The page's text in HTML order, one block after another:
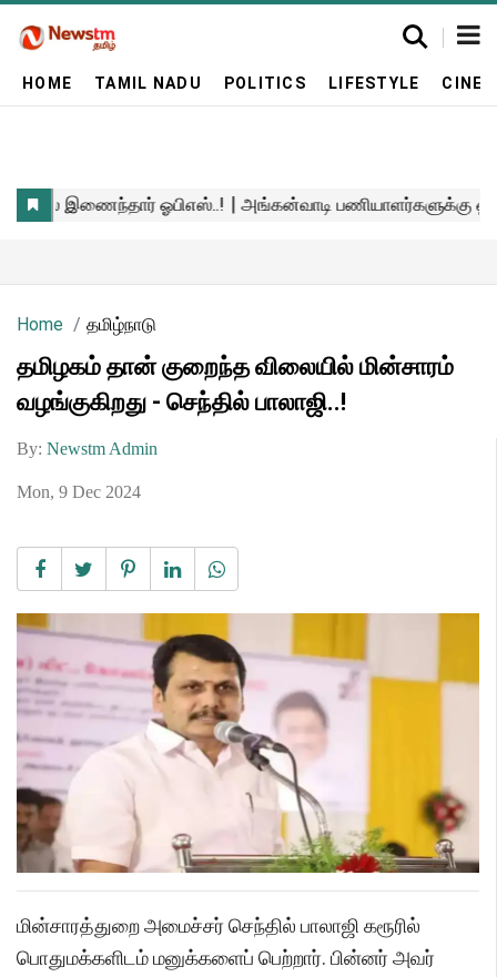
HOME TAMIL NADU POLITICS LIFESTYLE
Home தமிழ்நாடு
தமிழகம் தான் குறைந்த விலையில் மின்சாரம்
வழங்குகிறது - செந்தில் பாலாஜி..!
By: Newstm Admin
Mon, 9 Dec 2024
மின்சாரத்துறை அமைச்சர் செந்தில் பாலாஜி கரூரில்
பொதுமக்களிடம் மனுக்களைப் பெற்றார். பின்னர் அவர்